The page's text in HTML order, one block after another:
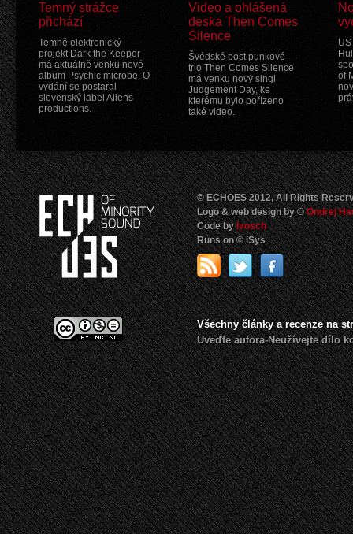
Temný strážce
přichází
Temně elektronický
projekt Dark the Keeper
má aktuálně venku nové
album Psychic microbe. O
vydání se postaral
slovenský label Aliens
productions.
Video a ohlášená
deska Then Comes
Silence
Švédské post punkové
trio Then Comes Silence
má venku nový singl
Judgement Day, ke
kterému bylo pořízeno
také video.
of
© ECHOES 2012, All Rights
Logo & web design by ©Ondrej
Code byIvosch
Runs on © iSys
Všechny články a recenze na
Uveďte autora-Neužívejte dílo